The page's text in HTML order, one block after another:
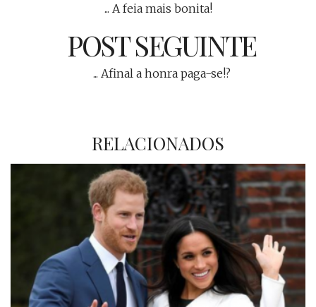
... A feia mais bonita!
POST SEGUINTE
... Afinal a honra paga-se!?
RELACIONADOS